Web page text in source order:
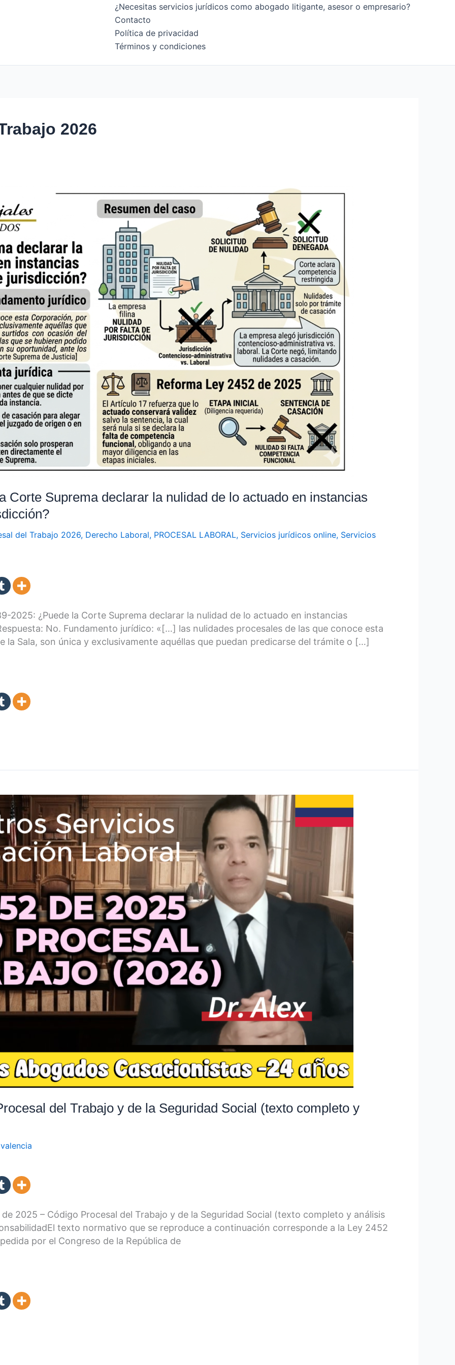
¿Necesitas servicios jurídicos como abogado litigante, asesor o empresario?
Contacto
Política de privacidad
Términos y condiciones
2026
Corte Suprema declarar la nulidad de lo actuado en instancias
del Trabajo 2026, Derecho Laboral, PROCESAL LABORAL, Servicios jurídicos online, Servicios
2025: ¿Puede la Corte Suprema declarar la nulidad de lo actuado en instancias
No. Fundamento jurídico: «[…] las nulidades procesales de las que conoce esta
Sala, son única y exclusivamente aquéllas que puedan predicarse del trámite o […]
del Trabajo y de la Seguridad Social (texto completo y
2025 – Código Procesal del Trabajo y de la Seguridad Social (texto completo y análisis
texto normativo que se reproduce a continuación corresponde a la Ley 2452
por el Congreso de la República de